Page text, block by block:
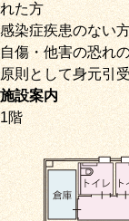
れた方
感染症疾患のない
自傷・他害の恐れ
原則として身元引
施設案内
1階